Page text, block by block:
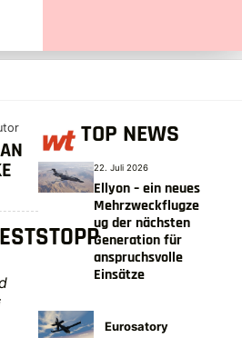
TOP NEWS
22. Juli 2026
Ellyon – ein neues
Mehrzweckflugze
ug der nächsten
Generation für
anspruchsvolle
Einsätze
Eurosatory